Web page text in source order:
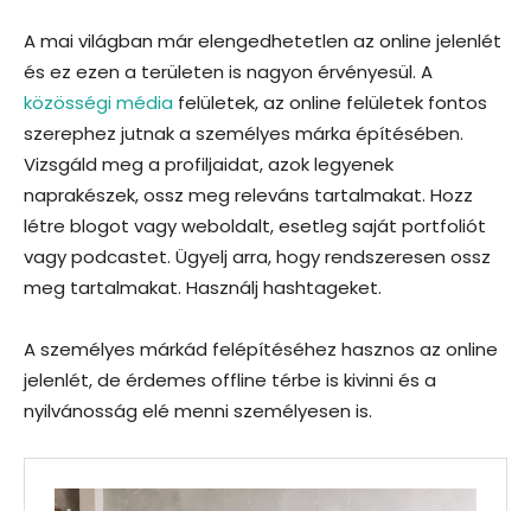
A mai világban már elengedhetetlen az online jelenlét
és ez ezen a területen is nagyon érvényesül. A
közösségi média felületek, az online felületek fontos
szerephez jutnak a személyes márka építésében.
Vizsgáld meg a profiljaidat, azok legyenek
naprakészek, ossz meg releváns tartalmakat. Hozz
létre blogot vagy weboldalt, esetleg saját portfoliót
vagy podcastet. Ügyelj arra, hogy rendszeresen ossz
meg tartalmakat. Használj hashtageket.
A személyes márkád felépítéséhez hasznos az online
jelenlét, de érdemes offline térbe is kivinni és a
nyilvánosság elé menni személyesen is.